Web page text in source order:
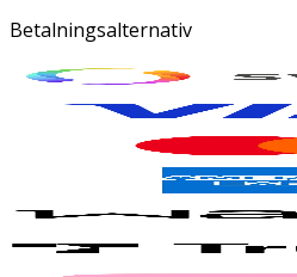
Betalningsalternativ